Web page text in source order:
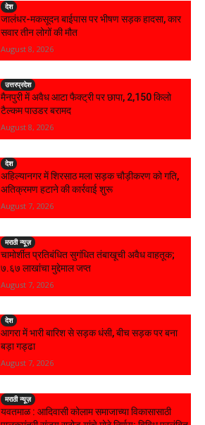
देश
जालंधर-मकसूदन बाईपास पर भीषण सड़क हादसा, कार
सवार तीन लोगों की मौत
August 8, 2026
उत्तरप्रदेश
मैनपुरी में अवैध आटा फैक्ट्री पर छापा, 2,150 किलो
टैल्कम पाउडर बरामद
August 8, 2026
देश
अहिल्यानगर में शिरसाठ मला सड़क चौड़ीकरण को गति,
अतिक्रमण हटाने की कार्रवाई शुरू
August 7, 2026
मराठी न्यूज़
चामोर्शीत प्रतिबंधित सुगंधित तंबाखूची अवैध वाहतूक;
₹७.६७ लाखांचा मुद्देमाल जप्त
August 7, 2026
देश
आगरा में भारी बारिश से सड़क धंसी, बीच सड़क पर बना
बड़ा गड्ढा
August 7, 2026
मराठी न्यूज़
यवतमाळ : आदिवासी कोलाम समाजाच्या विकासासाठी